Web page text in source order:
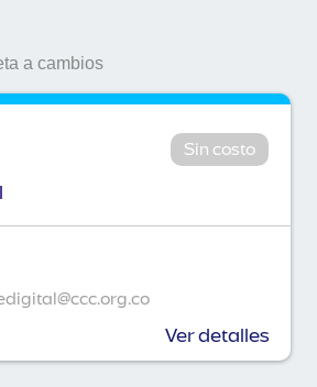
a cambios
Sin costo
Ver detalles